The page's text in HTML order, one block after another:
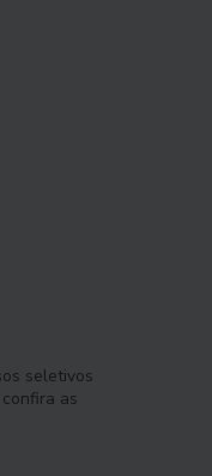
seletivos
as